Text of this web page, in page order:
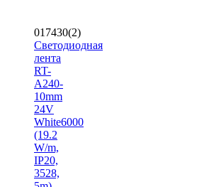
017430(2)
Светодиодная
лента
RT-
A240-
10mm
24V
White6000
(19.2
W/m,
IP20,
3528,